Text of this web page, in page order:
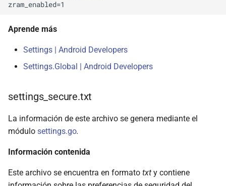
Aprende más
Settings | Android Developers
Settings.Global | Android Developers
settings_secure.txt
La información de este archivo se genera mediante el
módulo settings.go.
Información contenida
Este archivo se encuentra en formato txt y contiene